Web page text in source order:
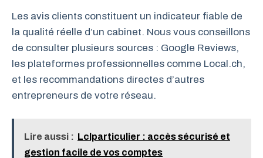
Les avis clients constituent un indicateur fiable de
la qualité réelle d’un cabinet. Nous vous conseillons
de consulter plusieurs sources : Google Reviews,
les plateformes professionnelles comme Local.ch,
et les recommandations directes d’autres
entrepreneurs de votre réseau.
Lire aussi : Lclparticulier : accès sécurisé et
gestion facile de vos comptes